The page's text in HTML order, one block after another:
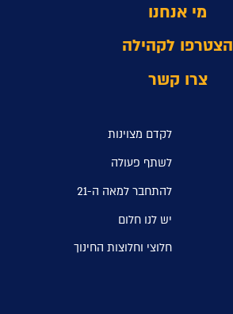
מי אנחנו
הצטרפו לקהילה
צרו קשר
לקדם מצוינות
לשתף פעולה
להתחבר למאה ה-21
יש לנו חלום
חלוצי וחלוצות החינוך